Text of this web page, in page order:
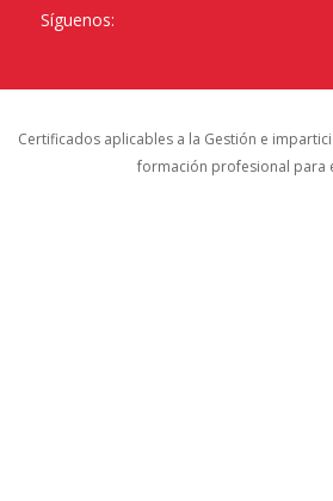
Síguenos:
Certificados aplicables a la Gestión e
formación profesional para